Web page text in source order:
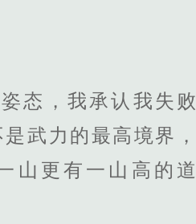
态，我承认我失败
武力的最高境界，
山更有一山高的道